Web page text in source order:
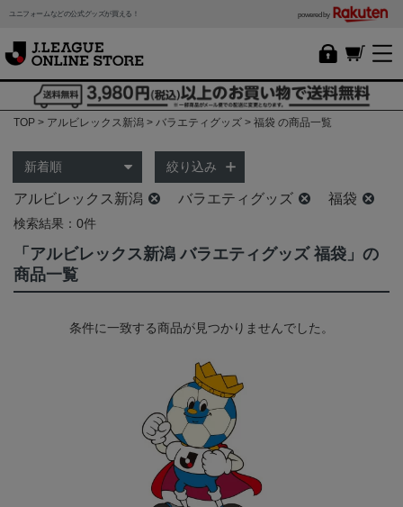
ユニフォームなどの公式グッズが買える！ powered by
TOP アルビレックス新潟 バラエティグッズ 福袋 の商品一覧
絞り込み
アルビレックス新潟 バラエティグッズ 福袋
検索結果：0件
「アルビレックス新潟 バラエティグッズ 福袋」の
商品一覧
条件に一致する商品が見つかりませんでした。